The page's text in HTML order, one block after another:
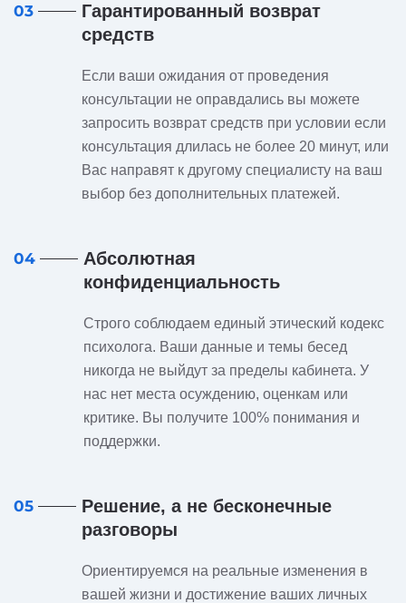
03
Гарантированный возврат
средств
Если ваши ожидания от проведения
консультации не оправдались вы можете
запросить возврат средств при условии если
консультация длилась не более 20 минут, или
Вас направят к другому специалисту на ваш
выбор без дополнительных платежей.
04
Абсолютная
конфиденциальность
Строго соблюдаем единый этический кодекс
психолога. Ваши данные и темы бесед
никогда не выйдут за пределы кабинета. У
нас нет места осуждению, оценкам или
критике. Вы получите 100% понимания и
поддержки.
05
Решение, а не бесконечные
разговоры
Ориентируемся на реальные изменения в
вашей жизни и достижение ваших личных